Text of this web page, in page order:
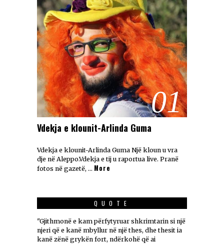
01
Vdekja e klounit-Arlinda Guma
Vdekja e klounit-Arlinda Guma Një kloun u vra
dje në Aleppo.Vdekja e tij u raportua live. Pranë
fotos në gazetë, … More
QUOTE
"Gjithmonë e kam përfytyruar shkrimtarin si një
njeri që e kanë mbyllur në një thes, dhe thesit ia
kanë zënë grykën fort, ndërkohë që ai